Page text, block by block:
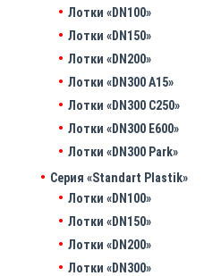
Лотки «DN100»
Лотки «DN150»
Лотки «DN200»
Лотки «DN300 A15»
Лотки «DN300 C250»
Лотки «DN300 E600»
Лотки «DN300 Park»
Серия «Standart Plastik»
Лотки «DN100»
Лотки «DN150»
Лотки «DN200»
Лотки «DN300»